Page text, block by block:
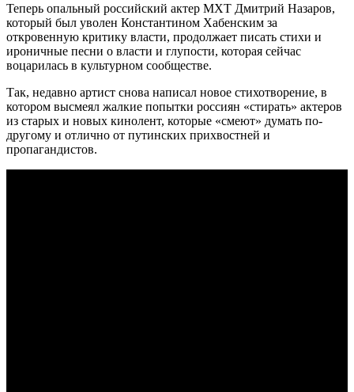
Теперь опальный российский актер МХТ Дмитрий Назаров,
который был уволен Константином Хабенским за
откровенную критику власти, продолжает писать стихи и
ироничные песни о власти и глупости, которая сейчас
воцарилась в культурном сообществе.
Так, недавно артист снова написал новое стихотворение, в
котором высмеял жалкие попытки россиян «стирать» актеров
из старых и новых кинолент, которые «смеют» думать по-
другому и отлично от путинских прихвостней и
пропагандистов.